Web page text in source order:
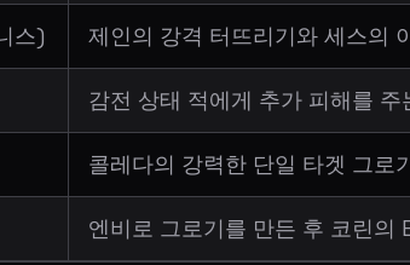
스) 제인의 강격 터뜨리기와 세스의
감전 상태 적에게 추가 피해를
콜레다의 강력한 단일 타겟 그로
엔비로 그로기를 만든 후 코린의